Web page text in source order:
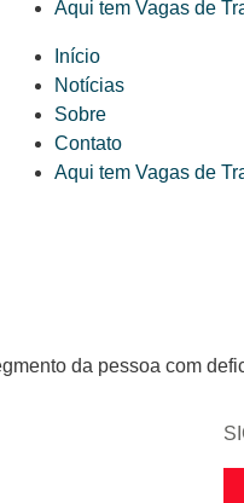
Aqui tem Vagas de
Início
Notícias
Sobre
Contato
Aqui tem Vagas de
da pessoa com